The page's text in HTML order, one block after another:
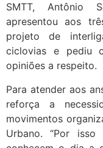
SMTT, Antônio
apresentou aos
projeto de
ciclovias e pediu
opiniões a respeito.
Para atender aos
reforça a
movimentos
Urbano. “Por